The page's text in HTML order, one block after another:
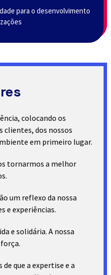
para o desenvolvimento
colocando os
clientes, dos nossos
em primeiro lugar.
tornarmos a melhor
um reflexo da nossa
e experiências.
e solidária. A nossa
que a expertise e a